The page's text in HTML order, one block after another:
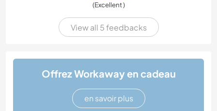
(Excellent )
View all 5 feedbacks
Offrez Workaway en cadeau
en savoir plus